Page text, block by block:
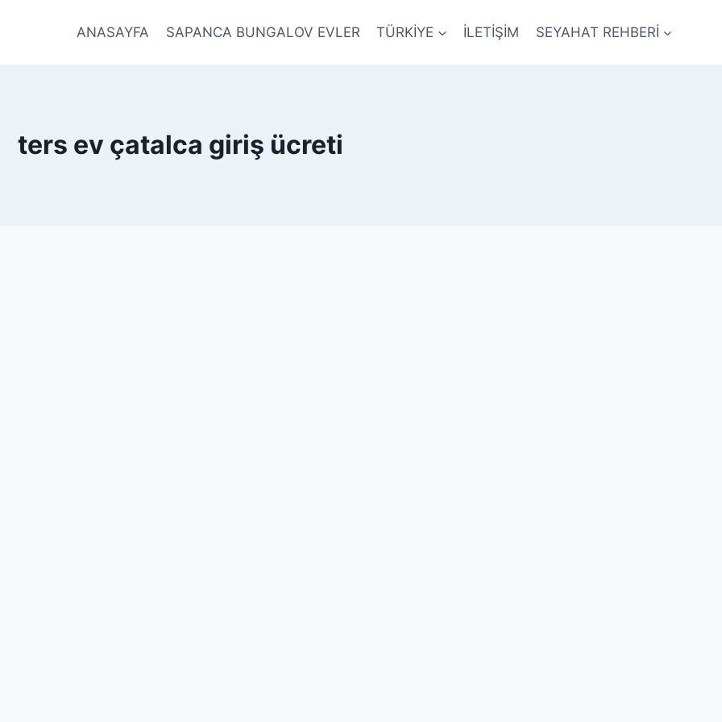
ANASAYFA SAPANCA BUNGALOV EVLER TÜRKİYE İLETİŞİM SEYAHAT REHBERİ
ters ev çatalca giriş ücreti